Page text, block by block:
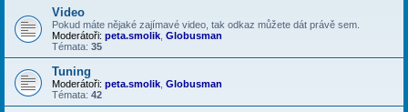
Video
Pokud máte nějaké zajímavé video, tak odkaz můžete dát právě sem.
Moderátoři: peta.smolik, Globusman
Témata: 35
Tuning
Moderátoři: peta.smolik, Globusman
Témata: 42